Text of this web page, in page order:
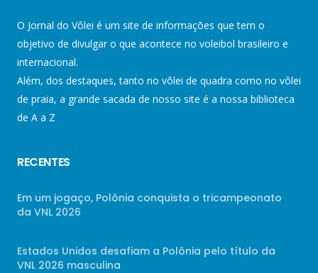
O Jornal do Vôlei é um site de informações que tem o
objetivo de divulgar o que acontece no voleibol brasileiro e
internacional.
Além, dos destaques, tanto no vôlei de quadra como no vôlei
de praia, a grande sacada de nosso site é a nossa biblioteca
de A a Z
RECENTES
Em um jogaço, Polônia conquista o tricampeonato
da VNL 2026
Estados Unidos desafiam a Polônia pelo título da
VNL 2026 masculina